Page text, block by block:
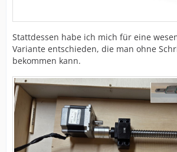
Stattdessen habe ich mich für eine
Variante entschieden, die man ohne
bekommen kann.